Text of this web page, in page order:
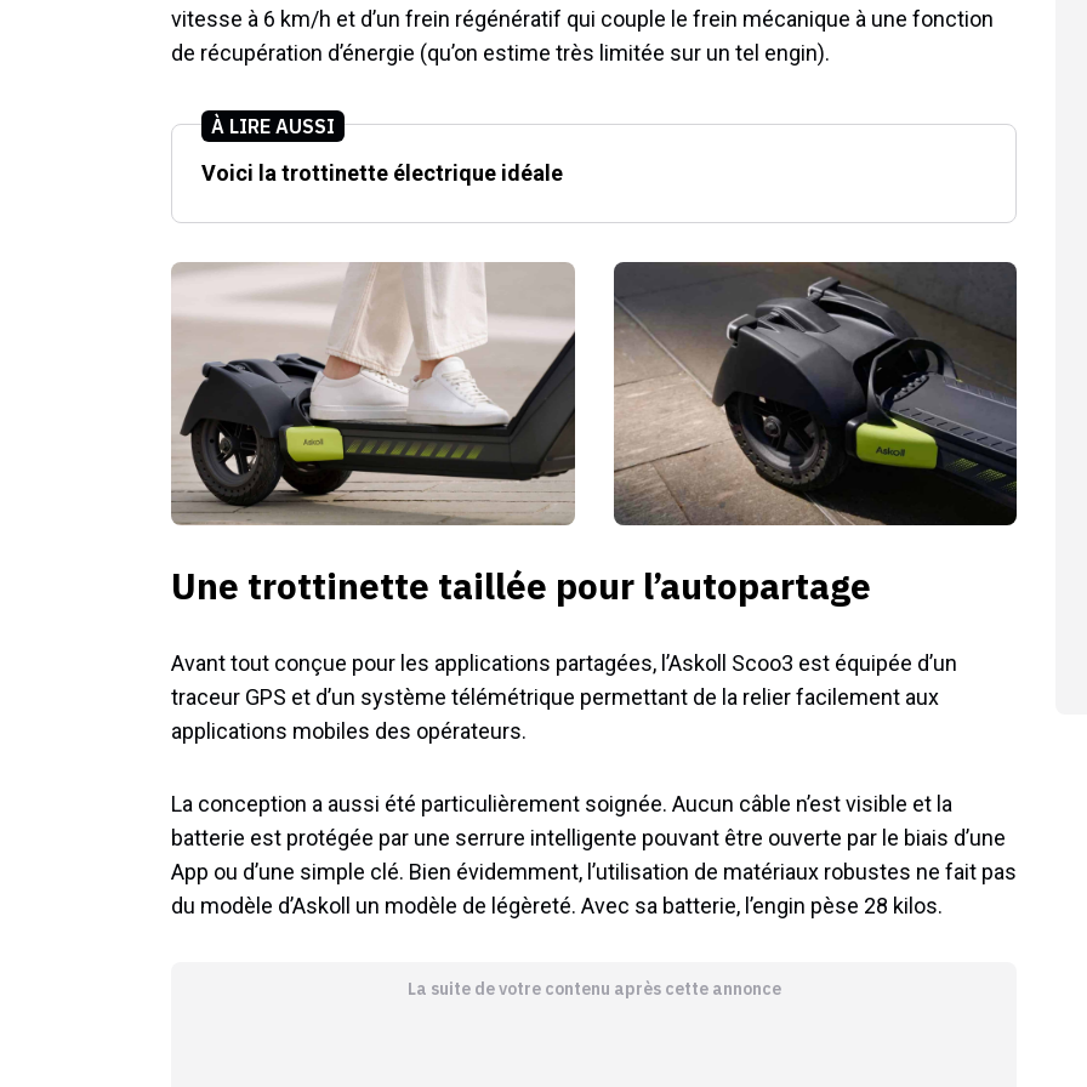
vitesse à 6 km/h et d’un frein régénératif qui couple le frein mécanique à une fonction
de récupération d’énergie (qu’on estime très limitée sur un tel engin).
À LIRE AUSSI
Voici la trottinette électrique idéale
Une trottinette taillée pour l’autopartage
Avant tout conçue pour les applications partagées, l’Askoll Scoo3 est équipée d’un
traceur GPS et d’un système télémétrique permettant de la relier facilement aux
applications mobiles des opérateurs.
La conception a aussi été particulièrement soignée. Aucun câble n’est visible et la
batterie est protégée par une serrure intelligente pouvant être ouverte par le biais d’une
App ou d’une simple clé. Bien évidemment, l’utilisation de matériaux robustes ne fait pas
du modèle d’Askoll un modèle de légèreté. Avec sa batterie, l’engin pèse 28 kilos.
La suite de votre contenu après cette annonce